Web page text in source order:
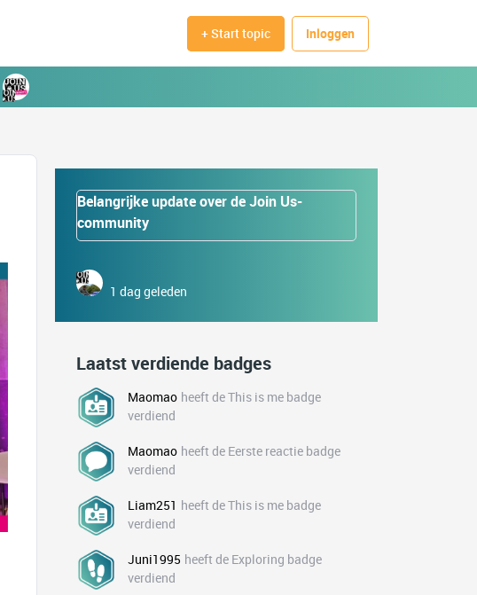
+ Start topic Inloggen
Belangrijke update over de Join Us-
community
1 dag geleden
Laatst verdiende badges
Maomao heeft de This is me badge
verdiend
Maomao heeft de Eerste reactie badge
verdiend
Liam251 heeft de This is me badge
verdiend
Juni1995 heeft de Exploring badge
verdiend